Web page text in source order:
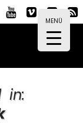
MENÜ
in: